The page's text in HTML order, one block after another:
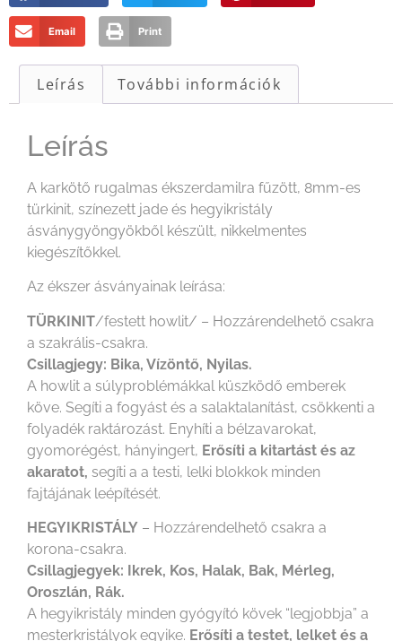
Email Print
Leírás További információk
Leírás
A karkötő rugalmas ékszerdamilra fűzött, 8mm-es
türkinit, színezett jade és hegyikristály
ásványgyöngyökből készült, nikkelmentes
kiegészítőkkel.
Az ékszer ásványainak leírása:
TÜRKINIT/festett howlit/ – Hozzárendelhető csakra
a szakrális-csakra.
Csillagjegy: Bika, Vízöntő, Nyilas.
A howlit a súlyproblémákkal küszködő emberek
köve. Segíti a fogyást és a salaktalanítást, csökkenti a
folyadék raktározást. Enyhíti a bélzavarokat,
gyomorégést, hányingert, Erősíti a kitartást és az
akaratot, segíti a a testi, lelki blokkok minden
fajtájának leépítését.
HEGYIKRISTÁLY – Hozzárendelhető csakra a
korona-csakra.
Csillagjegyek: Ikrek, Kos, Halak, Bak, Mérleg,
Oroszlán, Rák.
A hegyikristály minden gyógyító kövek “legjobbja” a
mesterkristályok egyike. Erősíti a testet, lelket és a